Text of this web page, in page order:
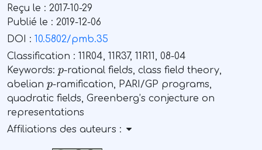
Reçu le : 2017-10-29
Publié le : 2019-12-06
DOI : 10.5802/pmb.35
Classification : 11R04, 11R37, 11R11, 08-04
Keywords:
-rational fields, class field theory,
abelian
-ramification, PARI/GP programs,
quadratic fields, Greenberg’s conjecture on
representations
Affiliations des auteurs :